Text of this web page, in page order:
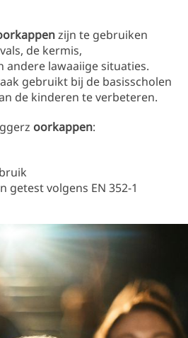
zijn te gebruiken
de kermis,
andere lawaaiige situaties.
gebruikt bij de basisscholen
de kinderen te verbeteren.
oorkappen:
getest volgens EN 352-1